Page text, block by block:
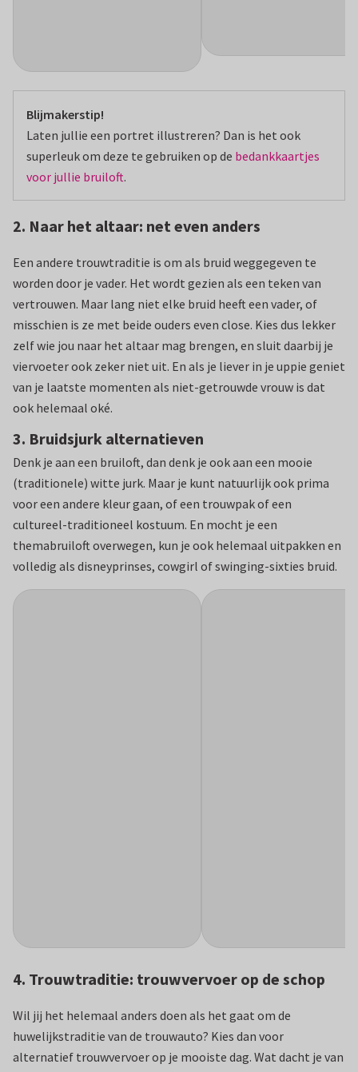
Blijmakerstip!
Laten jullie een portret illustreren? Dan is het ook
superleuk om deze te gebruiken op de bedankkaartjes
voor jullie bruiloft.
2. Naar het altaar: net even anders
Een andere trouwtraditie is om als bruid weggegeven te
worden door je vader. Het wordt gezien als een teken van
vertrouwen. Maar lang niet elke bruid heeft een vader, of
misschien is ze met beide ouders even close. Kies dus lekker
zelf wie jou naar het altaar mag brengen, en sluit daarbij je
viervoeter ook zeker niet uit. En als je liever in je uppie geniet
van je laatste momenten als niet-getrouwde vrouw is dat
ook helemaal oké.
3. Bruidsjurk alternatieven
Denk je aan een bruiloft, dan denk je ook aan een mooie
(traditionele) witte jurk. Maar je kunt natuurlijk ook prima
voor een andere kleur gaan, of een trouwpak of een
cultureel-traditioneel kostuum. En mocht je een
themabruiloft overwegen, kun je ook helemaal uitpakken en
volledig als disneyprinses, cowgirl of swinging-sixties bruid.
4. Trouwtraditie: trouwvervoer op de schop
Wil jij het helemaal anders doen als het gaat om de
huwelijkstraditie van de trouwauto? Kies dan voor
alternatief trouwvervoer op je mooiste dag. Wat dacht je van